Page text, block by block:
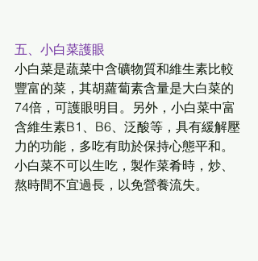
五、小白菜護眼
小白菜是蔬菜中含礦物質和維生素比較
豐富的菜，其胡蘿蔔素含量是大白菜的
74倍，可護眼明目。另外，小白菜中富
含維生素B1、B6、泛酸等，具有緩解壓
力的功能，多吃有助於保持心態平和。
小白菜不可以生吃，製作菜肴時，炒、
熬時間不宜過長，以免營養流失。